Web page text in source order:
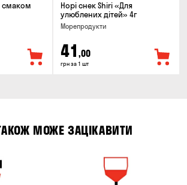
смаком
Норі снек Shiri «Для
улюблених дітей» 4г
Морепродукти
41 ,00
грн за 1 шт
МОЖЕ ЗАЦІКАВИТИ